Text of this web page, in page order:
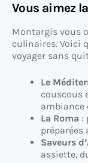
Vous aimez
Montargis vous
culinaires. Voici
voyager sans
Le
couscous
ambiance
La Roma :
préparées
Saveurs
assiette,